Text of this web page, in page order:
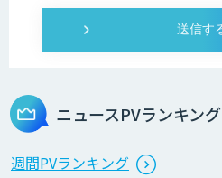
ニュースPVランキング
週間PVランキング